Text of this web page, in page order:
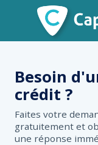
Besoin
crédit ?
Faites votre
gratuitement et
une réponse